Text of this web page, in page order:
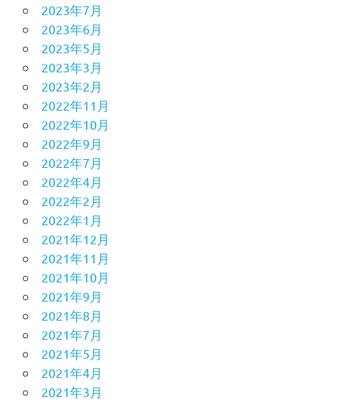
2023年7月
2023年6月
2023年5月
2023年3月
2023年2月
2022年11月
2022年10月
2022年9月
2022年7月
2022年4月
2022年2月
2022年1月
2021年12月
2021年11月
2021年10月
2021年9月
2021年8月
2021年7月
2021年5月
2021年4月
2021年3月